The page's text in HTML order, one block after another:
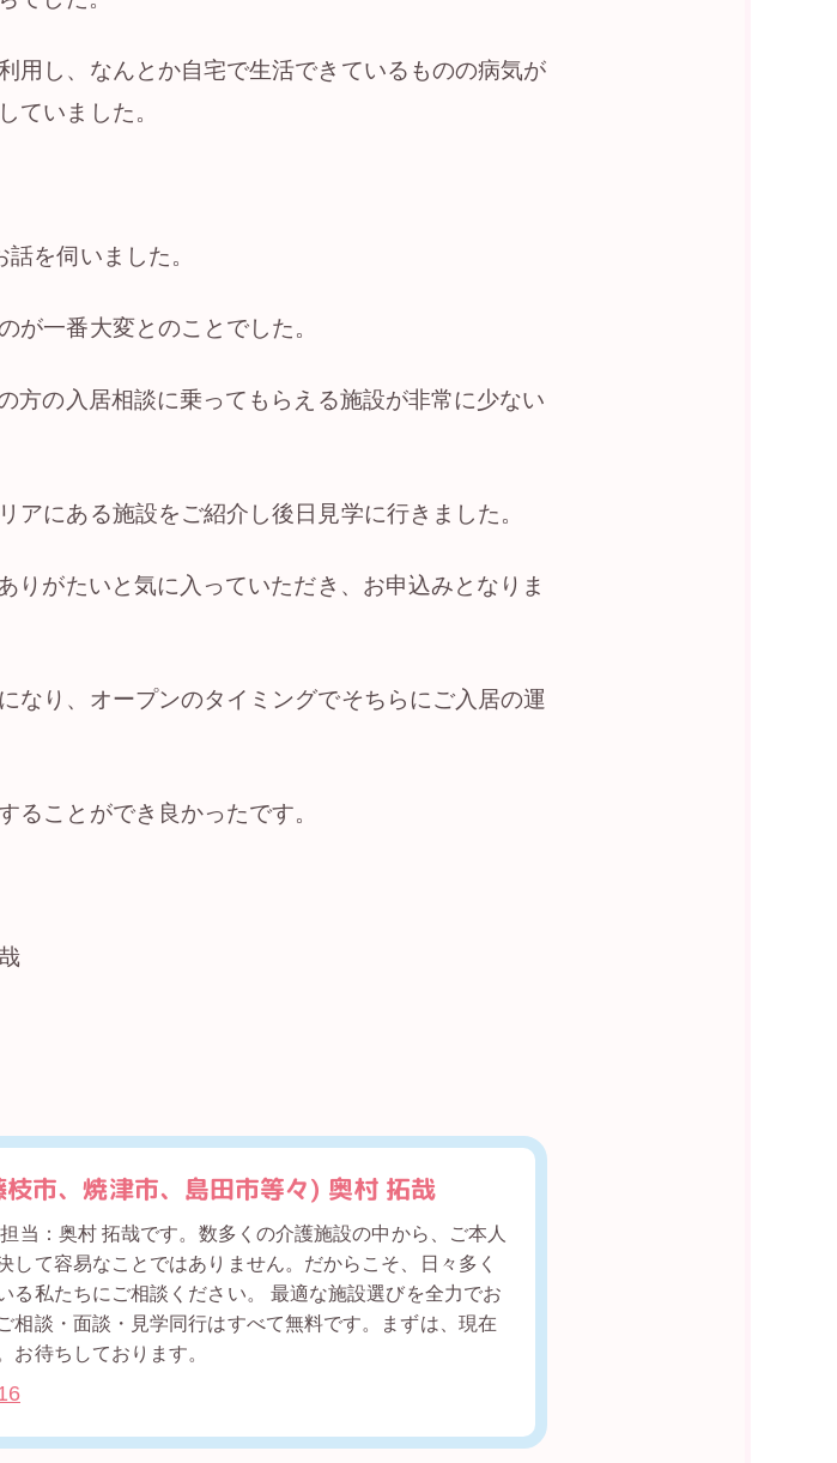
用し、なんとか自宅で生活できているものの病気が
ていました。
を伺いました。
が一番大変とのことでした。
方の入居相談に乗ってもらえる施設が非常に少ない
にある施設をご紹介し後日見学に行きました。
がたいと気に入っていただき、お申込みとなりま
なり、オープンのタイミングでそちらにご入居の運
ることができ良かったです。
市、焼津市、島田市等々) 奥村 拓哉
当：奥村 拓哉です。数多くの介護施設の中から、ご本人
して容易なことではありません。だからこそ、日々多く
る私たちにご相談ください。 最適な施設選びを全力でお
相談・面談・見学同行はすべて無料です。まずは、現在
お待ちしております。